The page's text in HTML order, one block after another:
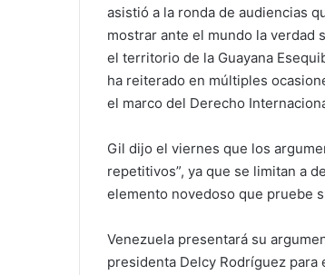
asistió a la ronda de audiencias
mostrar ante el mundo la verdad
el territorio de la Guayana
ha reiterado en múltiples
el marco del Derecho
Gil dijo el viernes que los
repetitivos”, ya que se limitan a
elemento novedoso que pruebe
Venezuela presentará su
presidenta Delcy Rodríguez para